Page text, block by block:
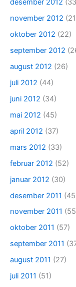
desember 2012
november 2012
oktober 2012 (22)
september 2012
august 2012 (26)
juli 2012 (44)
juni 2012 (34)
mai 2012 (45)
april 2012 (37)
mars 2012 (33)
februar 2012 (52)
januar 2012 (30)
desember 2011
november 2011
oktober 2011 (57)
september 2011
august 2011 (27)
juli 2011 (51)